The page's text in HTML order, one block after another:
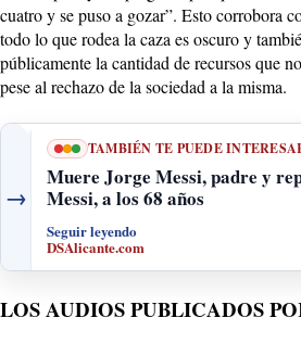
cuatro y se puso a gozar”. Esto corrobora
todo lo que rodea la caza es oscuro y
públicamente la cantidad de recursos que
pese al rechazo de la sociedad a la misma.
→
TAMBIÉN TE PUEDE
Muere Jorge Messi, padre y
Messi, a los 68 años
Seguir leyendo
DSAlicante.com
LOS AUDIOS PUBLICADOS